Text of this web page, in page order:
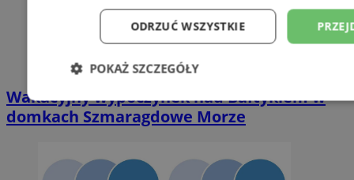
Wakacyjny wypoczynek nad Bałtykiem w
domkach Szmaragdowe Morze
ODRZUĆ WSZYSTKIE
POKAŻ SZCZEGÓŁY
Niezbędne Wydajność
Niesklasyfikowane